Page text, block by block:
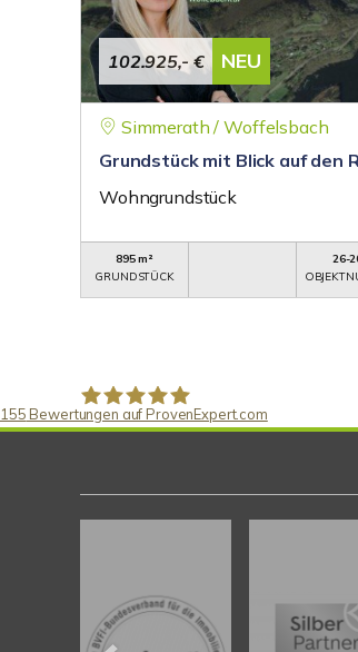
102.925,- € NEU
Simmerath / Woffelsbach
Grundstück mit Blick auf den
Wohngrundstück
895 m²
GRUNDSTÜCK
26-
155 Bewertungen auf ProvenExpert.com